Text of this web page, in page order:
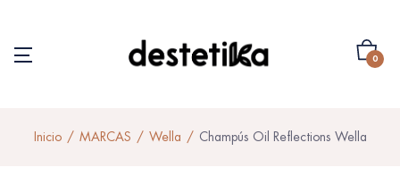
0
Inicio MARCAS Wella Champús Oil Reflections Wella